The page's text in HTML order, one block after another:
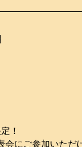
！
にご参加いただ